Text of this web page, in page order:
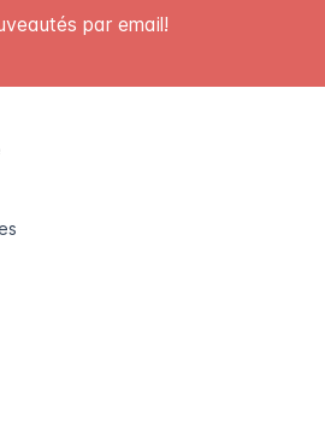
par email!